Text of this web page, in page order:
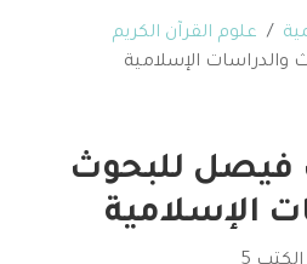
علوم القرآن الكريم
الإسلامية
فيصل للبحوث
الإسلامية